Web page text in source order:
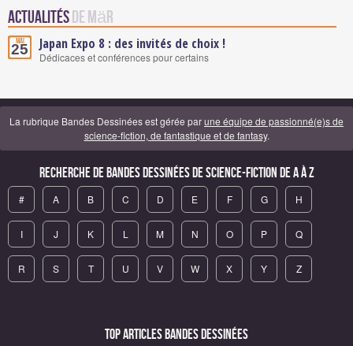
Actualités de Mär
Mai
25 Japan Expo 8 : des invités de choix !
Dédicaces et conférences pour certains
La rubrique Bandes Dessinées est gérée parune équipe de passionné(e)s de
science-fiction, de fantastique et de fantasy.
Recherche de Bandes Dessinées de science-fiction de A à Z
# A B C D E F G H
I J K L M N O P Q
R S T U V W X Y Z
Top articles Bandes Dessinées